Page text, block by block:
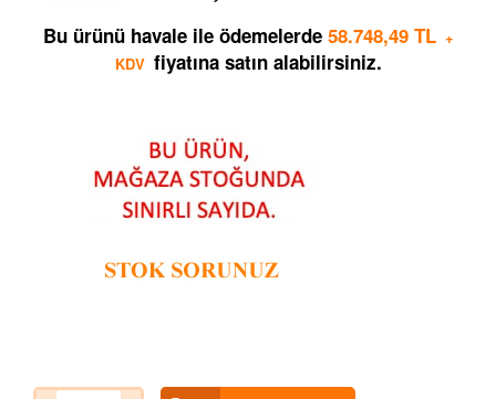
Bu ürünü havale ile ödemelerde 58.748,49 TL +
KDV fiyatına satın alabilirsiniz.